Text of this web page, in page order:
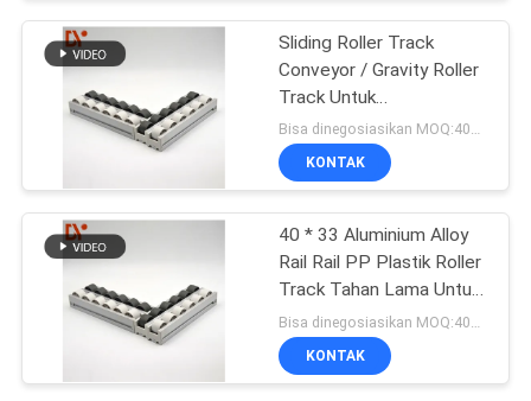
KASUS
PERMINTAAN
SITEMAP
PRIVACY
Sliding Roller Track
Conveyor / Gravity Roller
Track Untuk
Penyimpanan Industri
Bisa dinegosiasikan MOQ:400 meter
KONTAK
40 * 33 Aluminium Alloy
Rail Rail PP Plastik Roller
Track Tahan Lama Untuk
Industri
Bisa dinegosiasikan MOQ:400 meter
KONTAK